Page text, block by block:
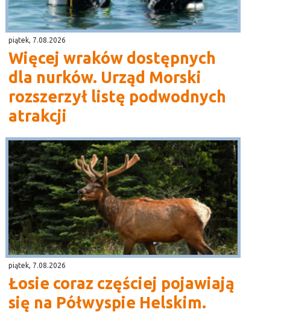
piątek, 7.08.2026
Więcej wraków dostępnych
dla nurków. Urząd Morski
rozszerzył listę podwodnych
atrakcji
piątek, 7.08.2026
Łosie coraz częściej pojawiają
się na Półwyspie Helskim.